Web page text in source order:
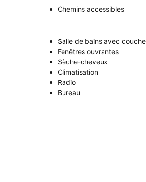
Chemins accessibles
Salle de bains avec douche
Fenêtres ouvrantes
Sèche-cheveux
Climatisation
Radio
Bureau